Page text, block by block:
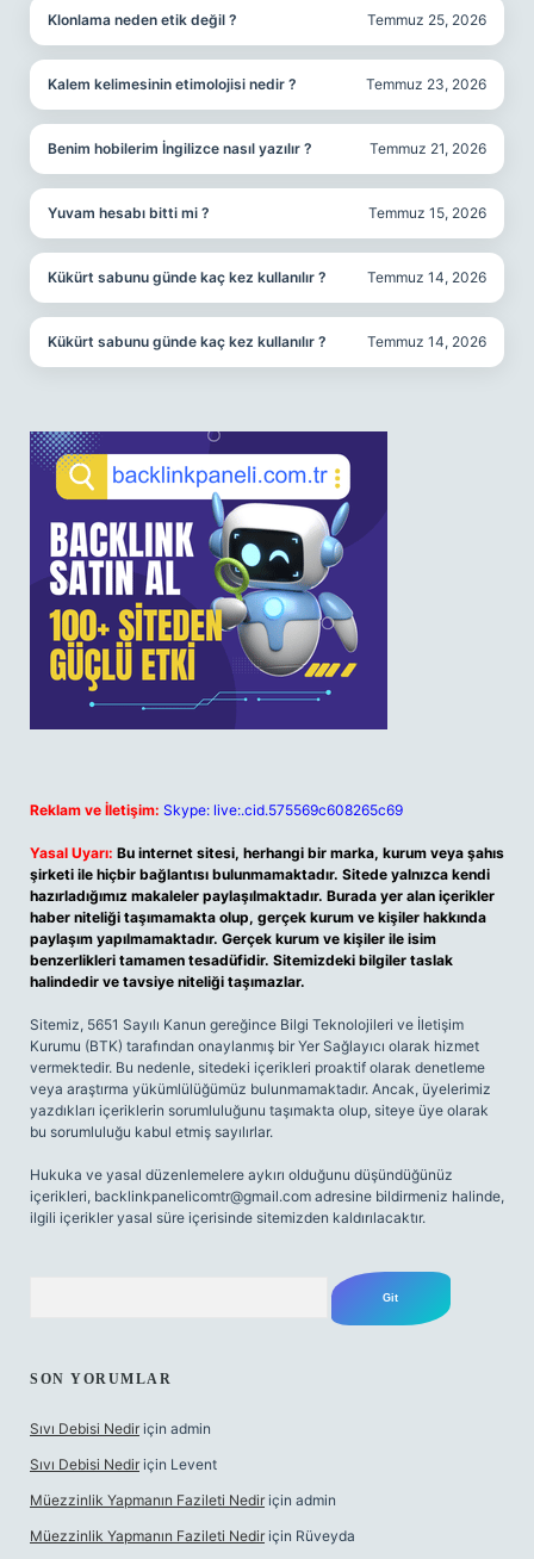
Klonlama neden etik değil ? Temmuz 25, 2026
Kalem kelimesinin etimolojisi nedir ? Temmuz 23, 2026
Benim hobilerim İngilizce nasıl yazılır ? Temmuz 21, 2026
Yuvam hesabı bitti mi ? Temmuz 15, 2026
Kükürt sabunu günde kaç kez kullanılır ? Temmuz 14, 2026
Kükürt sabunu günde kaç kez kullanılır ? Temmuz 14, 2026
Reklam ve İletişim: Skype: live:.cid.575569c608265c69
Yasal Uyarı: Bu internet sitesi, herhangi bir marka, kurum veya şahıs
şirketi ile hiçbir bağlantısı bulunmamaktadır. Sitede yalnızca kendi
hazırladığımız makaleler paylaşılmaktadır. Burada yer alan içerikler
haber niteliği taşımamakta olup, gerçek kurum ve kişiler hakkında
paylaşım yapılmamaktadır. Gerçek kurum ve kişiler ile isim
benzerlikleri tamamen tesadüfidir. Sitemizdeki bilgiler taslak
halindedir ve tavsiye niteliği taşımazlar.
Sitemiz, 5651 Sayılı Kanun gereğince Bilgi Teknolojileri ve İletişim
Kurumu (BTK) tarafından onaylanmış bir Yer Sağlayıcı olarak hizmet
vermektedir. Bu nedenle, sitedeki içerikleri proaktif olarak denetleme
veya araştırma yükümlülüğümüz bulunmamaktadır. Ancak, üyelerimiz
yazdıkları içeriklerin sorumluluğunu taşımakta olup, siteye üye olarak
bu sorumluluğu kabul etmiş sayılırlar.
Hukuka ve yasal düzenlemelere aykırı olduğunu düşündüğünüz
içerikleri, backlinkpanelicomtr@gmail.com adresine bildirmeniz halinde,
ilgili içerikler yasal süre içerisinde sitemizden kaldırılacaktır.
SON YORUMLAR
Sıvı Debisi Nedir için admin
Sıvı Debisi Nedir için Levent
Müezzinlik Yapmanın Fazileti Nedir için admin
Müezzinlik Yapmanın Fazileti Nedir için Rüveyda